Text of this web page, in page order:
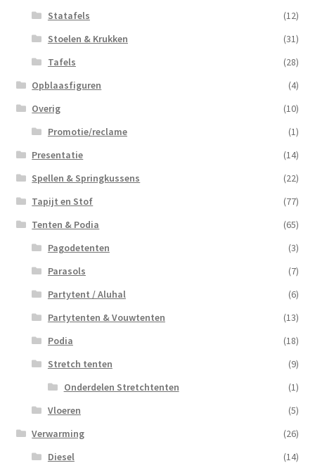
Statafels
(12)
Stoelen & Krukken
(31)
Tafels
(28)
Opblaasfiguren
(4)
Overig
(10)
Promotie/reclame
(1)
Presentatie
(14)
Spellen & Springkussens
(22)
Tapijt en Stof
(77)
Tenten & Podia
(65)
Pagodetenten
(3)
Parasols
(7)
Partytent / Aluhal
(6)
Partytenten & Vouwtenten
(13)
Podia
(18)
Stretch tenten
(9)
Onderdelen Stretchtenten
(1)
Vloeren
(5)
Verwarming
(26)
Diesel
(14)